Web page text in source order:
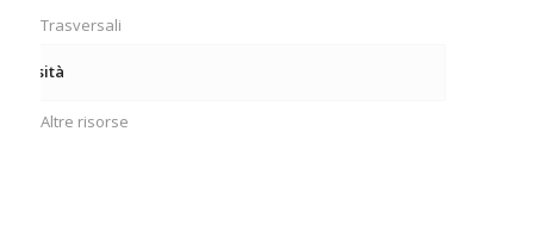
Trasversali
Altre risorse